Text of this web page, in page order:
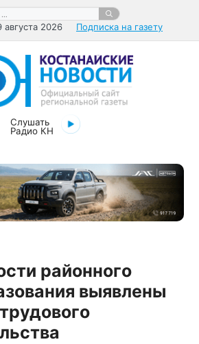
августа 2026 Подписка на газету
Слушать
Радио КН
районного
выявлены